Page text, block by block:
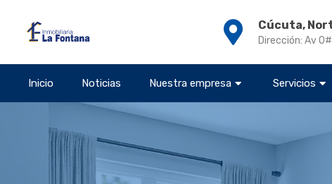
Cúcuta,
Dirección: Av
Inicio Noticias Nuestra empresa Servicios